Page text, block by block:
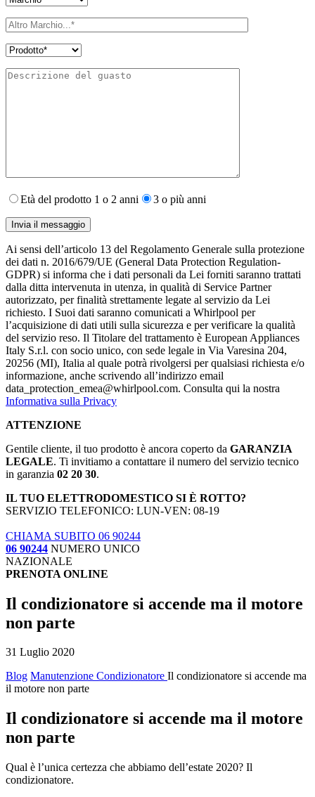
Età del prodotto 1 o 2 anni 3 o più anni
Ai sensi dell’articolo 13 del Regolamento Generale sulla protezione
dei dati n. 2016/679/UE (General Data Protection Regulation-
GDPR) si informa che i dati personali da Lei forniti saranno​ trattati
dalla ditta intervenuta in utenza,​ in qualità di Service Partner
autorizzato, per finalità strettamente legate al servizio da Lei
richiesto. I S​uoi dati saranno comunicati a Whirlpool per
l’acquisizione di dati utili sulla sicurezza e per verificare la qualità
del servizio reso. Il Titolare del trattamento è European Appliances
Italy S.r.l. con socio unico, con sede legale in Via Varesina 204,
20256 (MI), Italia al quale potrà rivolgersi per qualsiasi richiesta e/o
informazione, anche scrivendo all’indirizzo email
data_protection_emea@whirlpool.com. Consulta qui la nostra
Informativa sulla Privacy
ATTENZIONE
Gentile cliente, il tuo prodotto è ancora coperto da GARANZIA
LEGALE. Ti invitiamo a contattare il numero del servizio tecnico
in garanzia 02 20 30.
IL TUO ELETTRODOMESTICO SI È ROTTO?
SERVIZIO TELEFONICO: LUN-VEN: 08-19
CHIAMA SUBITO 06 90244
06 90244 NUMERO UNICO
NAZIONALE
PRENOTA ONLINE
Il condizionatore si accende ma il motore
non parte
31 Luglio 2020
Blog Manutenzione Condizionatore Il condizionatore si accende ma
il motore non parte
Il condizionatore si accende ma il motore
non parte
Qual è l’unica certezza che abbiamo dell’estate 2020? Il
condizionatore.